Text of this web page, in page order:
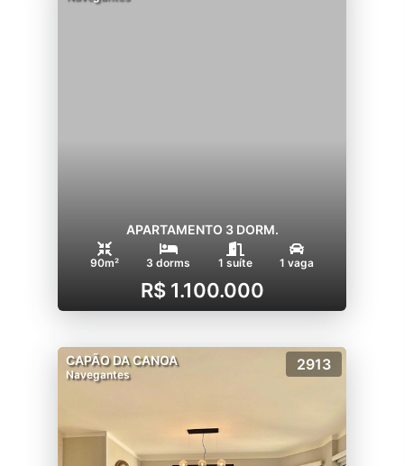
APARTAMENTO 3 DORM.
90m² 3 dorms 1 suíte 1 vaga
R$ 1.100.000
CAPÃO DA CANOA
Navegantes
2913